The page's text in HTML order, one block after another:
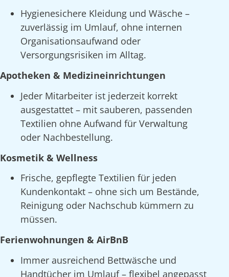
Hygienesichere Kleidung und Wäsche –
zuverlässig im Umlauf, ohne internen
Organisationsaufwand oder
Versorgungsrisiken im Alltag.
Apotheken & Medizineinrichtungen
Jeder Mitarbeiter ist jederzeit korrekt
ausgestattet – mit sauberen, passenden
Textilien ohne Aufwand für Verwaltung
oder Nachbestellung.
Kosmetik & Wellness
Frische, gepflegte Textilien für jeden
Kundenkontakt – ohne sich um Bestände,
Reinigung oder Nachschub kümmern zu
müssen.
Ferienwohnungen & AirBnB
Immer ausreichend Bettwäsche und
Handtücher im Umlauf – flexibel angepasst